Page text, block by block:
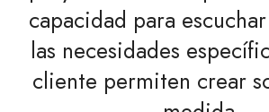
capacidad para
las necesidades
cliente permiten crear